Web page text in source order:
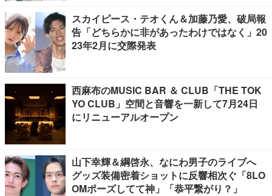
スカイピース・テオくん＆加藤乃愛、破局報
告「どちらかに非があったわけではなく」20
23年2月に交際発表
西麻布のMUSIC BAR ＆ CLUB「THE TOK
YO CLUB」空間と音響を一新して7月24日
にリニューアルオープン
山下幸輝＆綱啓永、なにわ男子のライブへ
グッズ装備密着ショットに反響相次ぐ「8LO
OMポーズしてて神」「恭平繋がり？」